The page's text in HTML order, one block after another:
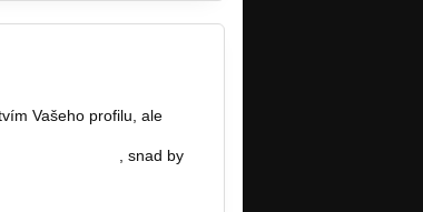
Vašeho profilu, ale
, snad by